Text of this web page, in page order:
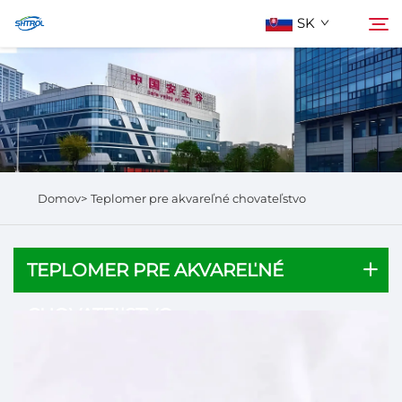
SK
O Nás
Výrobky
Hľadať
Domov> Teplomer pre akvareľné chovateľstvo
TEPLOMER PRE AKVAREĽNÉ